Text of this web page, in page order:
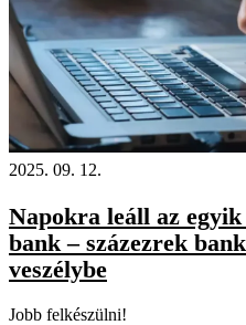
2025. 09. 12.
Napokra leáll az
bank – százezrek
veszélybe
Jobb felkészülni!